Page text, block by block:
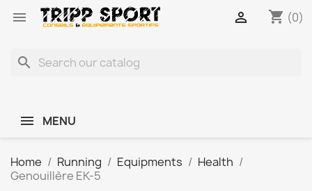
 shopping_cart (0)

search
MENU
Home Running Equipments
Health
Genouillère EK-5